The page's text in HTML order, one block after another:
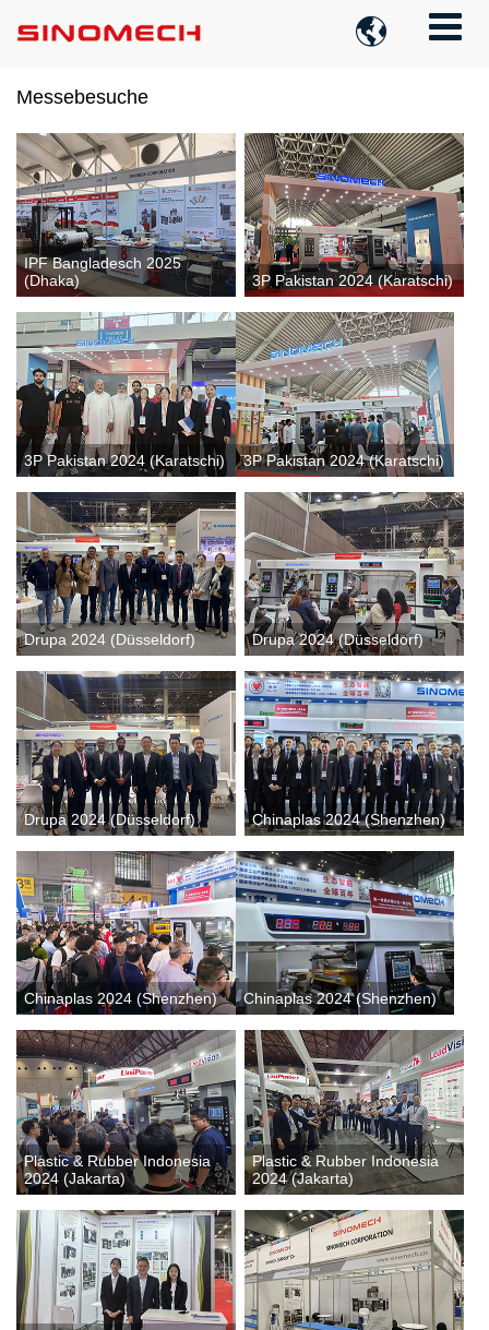

Messebesuche
IPF Bangladesch 2025
(Dhaka)
3P Pakistan 2024 (Karatschi)
3P Pakistan 2024 (Karatschi) 3P Pakistan 2024 (Karatschi)
Drupa 2024 (Düsseldorf) Drupa 2024 (Düsseldorf)
Drupa 2024 (Düsseldorf) Chinaplas 2024 (Shenzhen)
Chinaplas 2024 (Shenzhen) Chinaplas 2024 (Shenzhen)
Plastic & Rubber Indonesia
2024 (Jakarta)
Plastic & Rubber Indonesia
2024 (Jakarta)